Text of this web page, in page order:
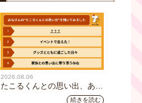
2026.08.06
たこるくんとの思い出、あり
ますか？会員のみなさんに聞
続きを読む